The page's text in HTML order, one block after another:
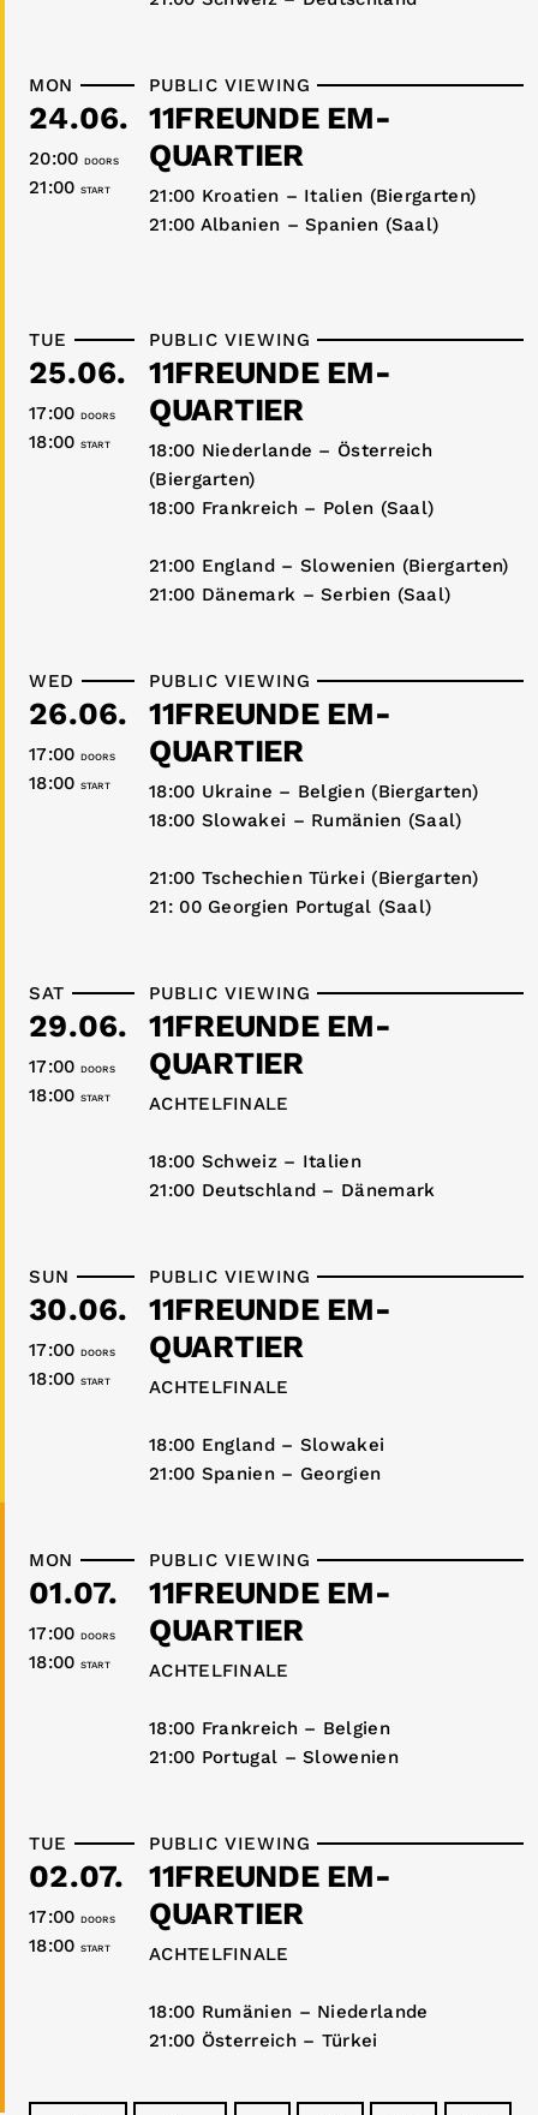
MON
24.06.
DOORS
20:00
START
21:00
PUBLIC VIEWING
11FREUNDE EM-
QUARTIER
21:00 Kroatien – Italien (Biergarten)
21:00 Albanien – Spanien (Saal)
TUE
25.06.
DOORS
17:00
START
18:00
PUBLIC VIEWING
11FREUNDE EM-
QUARTIER
18:00 Niederlande – Österreich
(Biergarten)
18:00 Frankreich – Polen (Saal)
21:00 England – Slowenien (Biergarten)
21:00 Dänemark – Serbien (Saal)
WED
26.06.
DOORS
17:00
START
18:00
PUBLIC VIEWING
11FREUNDE EM-
QUARTIER
18:00 Ukraine – Belgien (Biergarten)
18:00 Slowakei – Rumänien (Saal)
21:00 Tschechien Türkei (Biergarten)
21: 00 Georgien Portugal (Saal)
SAT
29.06.
DOORS
17:00
START
18:00
PUBLIC VIEWING
11FREUNDE EM-
QUARTIER
ACHTELFINALE
18:00 Schweiz – Italien
21:00 Deutschland – Dänemark
SUN
30.06.
DOORS
17:00
START
18:00
PUBLIC VIEWING
11FREUNDE EM-
QUARTIER
ACHTELFINALE
18:00 England – Slowakei
21:00 Spanien – Georgien
MON
01.07.
DOORS
17:00
START
18:00
PUBLIC VIEWING
11FREUNDE EM-
QUARTIER
ACHTELFINALE
18:00 Frankreich – Belgien
21:00 Portugal – Slowenien
TUE
02.07.
DOORS
17:00
START
18:00
PUBLIC VIEWING
11FREUNDE EM-
QUARTIER
ACHTELFINALE
18:00 Rumänien – Niederlande
21:00 Österreich – Türkei